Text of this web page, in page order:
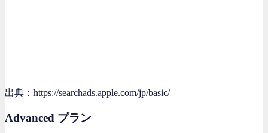
出典：https://searchads.apple.com/jp/basic/
Advanced プラン